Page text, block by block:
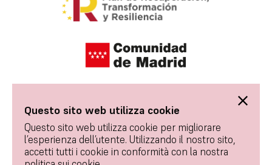
Questo sito web utilizza cookie
Questo sito web utilizza cookie per migliorare
l’esperienza dell’utente. Utilizzando il nostro sito,
accetti tutti i cookie in conformità con la nostra